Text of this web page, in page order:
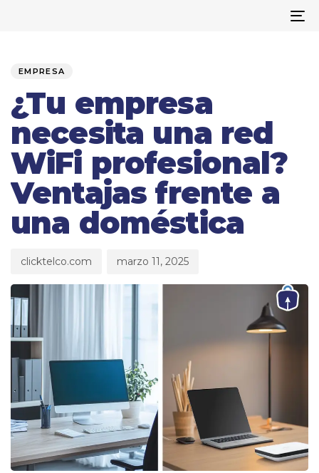
EMPRESA
¿Tu empresa
necesita una red
WiFi profesional?
Ventajas frente a
una doméstica
clicktelco.com marzo 11, 2025